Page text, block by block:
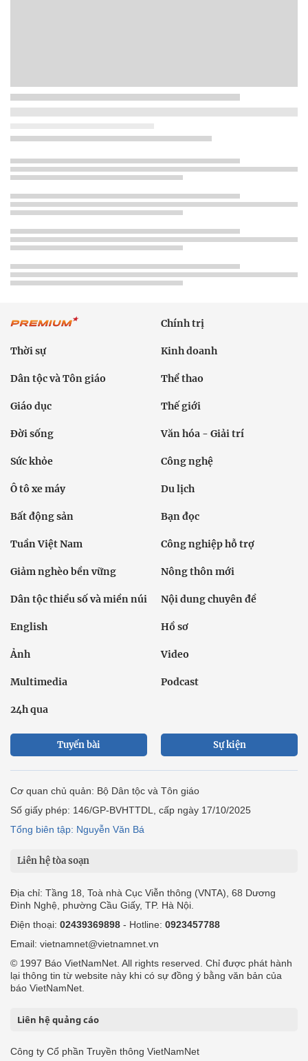
Chính trị
Thời sự Kinh doanh
Dân tộc và Tôn giáo Thể thao
Giáo dục Thế giới
Đời sống Văn hóa - Giải trí
Sức khỏe Công nghệ
Ô tô xe máy Du lịch
Bất động sản Bạn đọc
Tuần Việt Nam Công nghiệp hỗ trợ
Giảm nghèo bền vững Nông thôn mới
Dân tộc thiểu số và miền núi Nội dung chuyên đề
English Hồ sơ
Ảnh Video
Multimedia Podcast
24h qua
Tuyến bài Sự kiện
Cơ quan chủ quản: Bộ Dân tộc và Tôn giáo
Số giấy phép: 146/GP-BVHTTDL, cấp ngày 17/10/2025
Tổng biên tập: Nguyễn Văn Bá
Liên hệ tòa soạn
Địa chỉ: Tầng 18, Toà nhà Cục Viễn thông (VNTA), 68 Dương
Đình Nghệ, phường Cầu Giấy, TP. Hà Nội.
Điện thoại: 02439369898 - Hotline: 0923457788
Email: vietnamnet@vietnamnet.vn
© 1997 Báo VietNamNet. All rights reserved. Chỉ được phát hành
lại thông tin từ website này khi có sự đồng ý bằng văn bản của
báo VietNamNet.
Liên hệ quảng cáo
Công ty Cổ phần Truyền thông VietNamNet